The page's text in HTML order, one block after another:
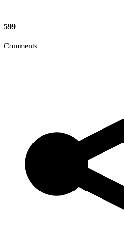
599
Comments